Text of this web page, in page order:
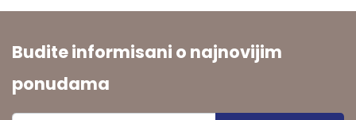
Budite informisani o najnovijim
ponudama